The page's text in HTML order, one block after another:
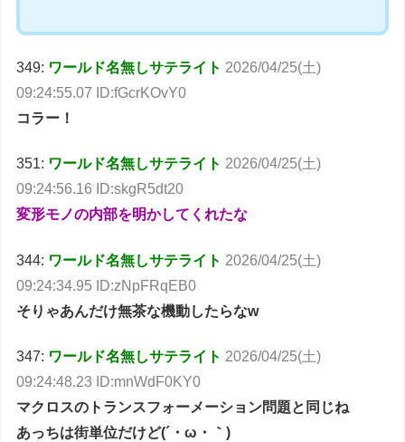
349: ワールド名無しサテライト 2026/04/25(土)
09:24:55.07 ID:fGcrKOvY0
コラー！
351: ワールド名無しサテライト 2026/04/25(土)
09:24:56.16 ID:skgR5dt20
変形モノの内部を明かしてくれたな
344: ワールド名無しサテライト 2026/04/25(土)
09:24:34.95 ID:zNpFRqEB0
そりゃあんだけ無茶な機動したらなw
347: ワールド名無しサテライト 2026/04/25(土)
09:24:48.23 ID:mnWdF0KY0
マクロスのトランスフォーメーション問題と同じね
あっちは街単位だけど(´・ω・｀)